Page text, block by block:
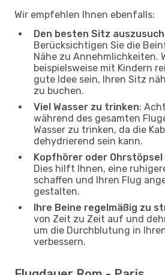
Wir empfehlen Ihnen ebenfalls:
Den besten Sitz
Berücksichtigen Sie die
Nähe zu Annehmlichkeiten.
beispielsweise mit Kindern
gute Idee sein, Ihren Sitz
zu buchen.
Viel Wasser zu trinken:
während des gesamten
Wasser zu trinken, da die
dehydrierend sein kann.
Kopfhörer oder Ohrstöpsel
Dies hilft Ihnen, eine
schaffen und Ihren Flug
gestalten.
Ihre Beine regelmäßig zu
von Zeit zu Zeit auf und
um die Durchblutung in
verbessern.